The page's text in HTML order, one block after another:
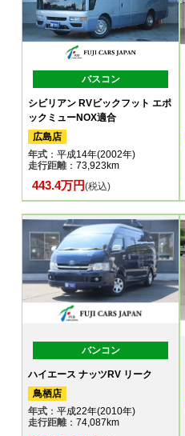
バスコン
シビリアン RVビックフット エポ
ックミューNOX適合
広島店
年式 ：平成14年(2002年)
走行距離：73,923km
443.4万円(税込)
バンコン
ハイエース ナッツRV リーク
鳥栖店
年式 ：平成22年(2010年)
走行距離：74,087km